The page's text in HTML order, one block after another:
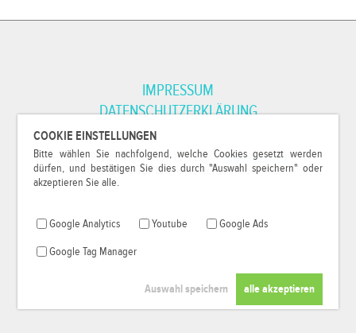
COOKIE EINSTELLUNGEN
Bitte wählen Sie nachfolgend, welche Cookies gesetzt werden
dürfen, und bestätigen Sie dies durch "Auswahl speichern" oder
akzeptieren Sie alle.
Google Analytics Youtube Google Ads
Google Tag Manager
IMPRESSUM
DATENSCHUTZERKLÄRUNG
*Alle Preise inkl. MwSt. und zzgl.Versandkosten
© 2000-2026 79Pixel, alle Rechte vorbehalten.